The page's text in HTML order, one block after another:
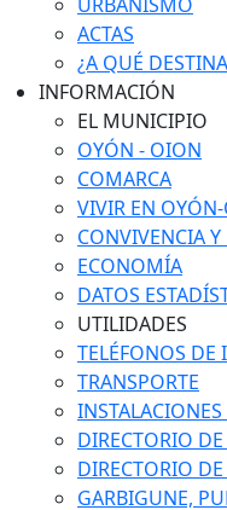
ACTAS
¿A QUÉ
INFORMACIÓN
EL MUNICIPIO
OYÓN - OION
COMARCA
VIVIR EN
CONVIVENCIA
ECONOMÍA
DATOS
UTILIDADES
TELÉFONOS DE
TRANSPORTE
INSTALACIONES
DIRECTORIO
DIRECTORIO
GARBIGUNE,